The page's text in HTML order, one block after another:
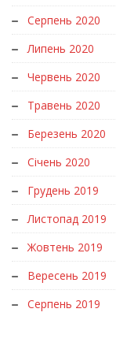
Серпень 2020
Липень 2020
Червень 2020
Травень 2020
Березень 2020
Січень 2020
Грудень 2019
Листопад 2019
Жовтень 2019
Вересень 2019
Серпень 2019